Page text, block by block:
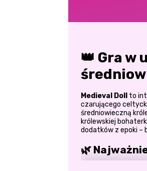
👑 Gra w
Medieval Doll to
czarującego
średniowieczną
królewskiej
dodatków z epoki –
🌿